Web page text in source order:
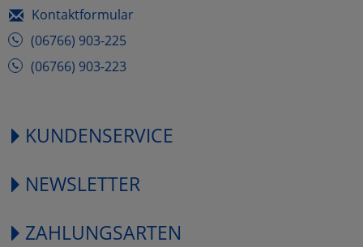
Kontaktformular
(06766) 903-225
(06766) 903-223
KUNDENSERVICE
NEWSLETTER
ZAHLUNGSARTEN